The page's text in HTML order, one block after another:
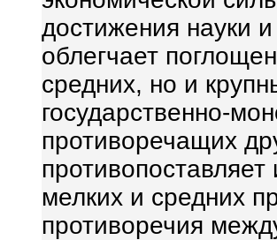
достижения науки
облегчает
средних, но и
государственно-
противоречащих
мелких и средних
противоречия